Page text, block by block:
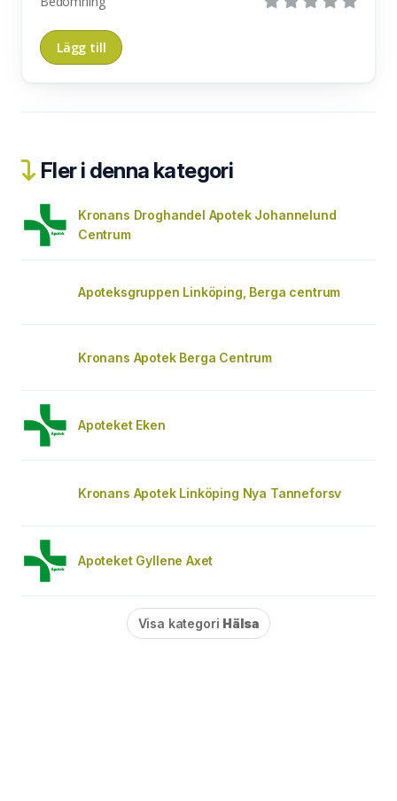
Fler i denna kategori
Kronans Droghandel Apotek Johannelund
Centrum
Apoteksgruppen Linköping, Berga centrum
Kronans Apotek Berga Centrum
Apoteket Eken
Kronans Apotek Linköping Nya Tanneforsv
Apoteket Gyllene Axet
Visa kategori Hälsa